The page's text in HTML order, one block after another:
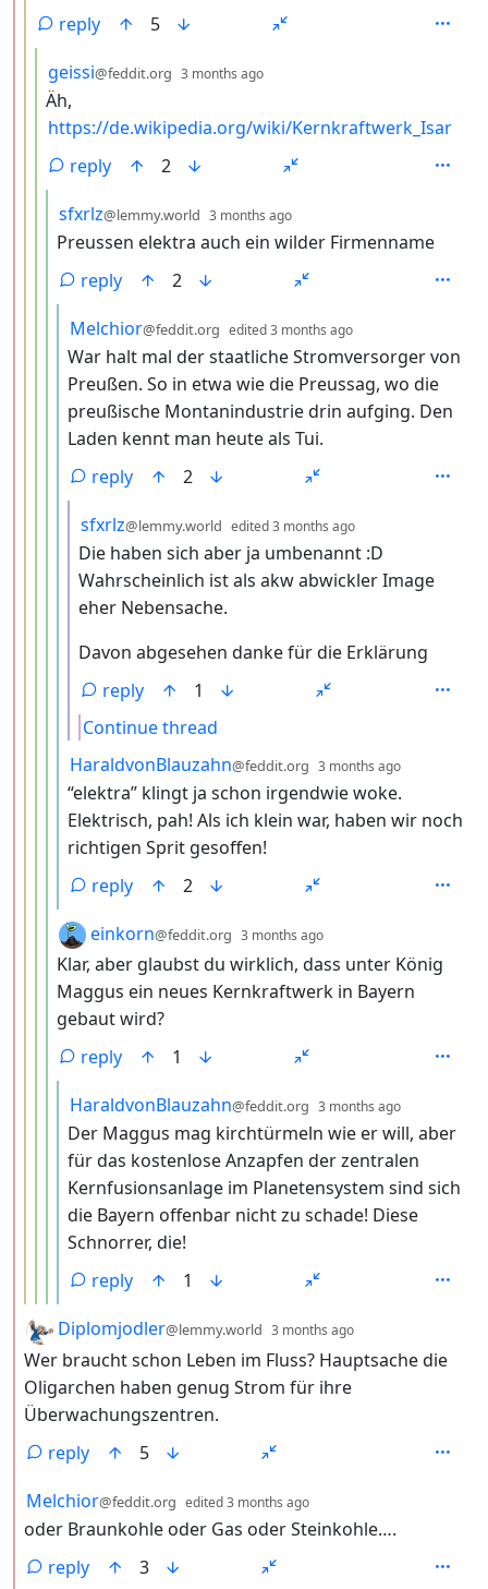
reply
5
by
geissi@feddit.org 3 months ago
Äh,
https://de.wikipedia.org/wiki/Kernkraftwerk_Isar
reply
2
by
sfxrlz@lemmy.world 3 months ago
Preussen elektra auch ein wilder Firmenname
reply
2
by
Melchior@feddit.org edited3 months ago
War halt mal der staatliche Stromversorger von
Preußen. So in etwa wie die Preussag, wo die
preußische Montanindustrie drin aufging. Den
Laden kennt man heute als Tui.
reply
2
by
sfxrlz@lemmy.world edited3 months ago
Die haben sich aber ja umbenannt :D
Wahrscheinlich ist als akw abwickler Image
eher Nebensache.
Davon abgesehen danke für die Erklärung
reply
1
Continue thread
by
HaraldvonBlauzahn@feddit.org 3 months ago
“elektra” klingt ja schon irgendwie woke.
Elektrisch, pah! Als ich klein war, haben wir noch
richtigen Sprit gesoffen!
reply
2
by
einkorn@feddit.org 3 months ago
Klar, aber glaubst du wirklich, dass unter König
Maggus ein neues Kernkraftwerk in Bayern
gebaut wird?
reply
1
by
HaraldvonBlauzahn@feddit.org 3 months ago
Der Maggus mag kirchtürmeln wie er will, aber
für das kostenlose Anzapfen der zentralen
Kernfusionsanlage im Planetensystem sind sich
die Bayern offenbar nicht zu schade! Diese
Schnorrer, die!
reply
1
by
Diplomjodler@lemmy.world 3 months ago
Wer braucht schon Leben im Fluss? Hauptsache die
Oligarchen haben genug Strom für ihre
Überwachungszentren.
reply
5
by
Melchior@feddit.org edited3 months ago
oder Braunkohle oder Gas oder Steinkohle….
reply
3